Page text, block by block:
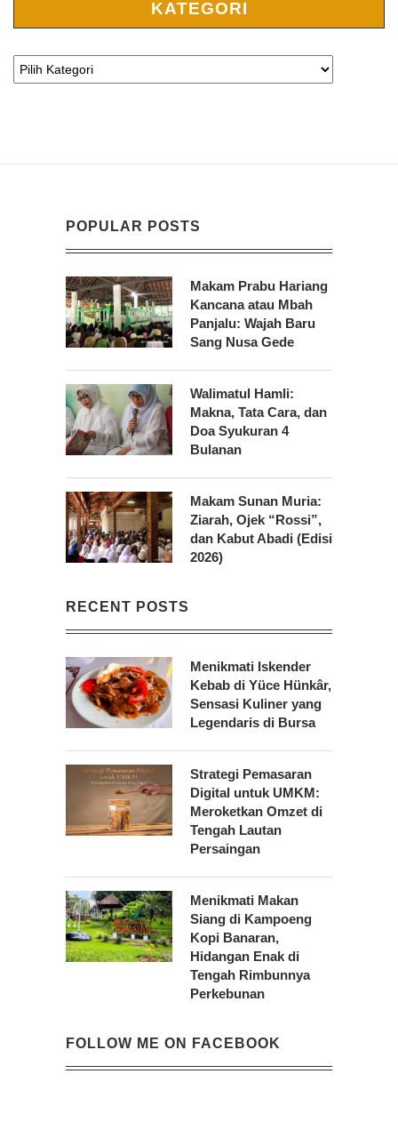
KATEGORI
POPULAR POSTS
Makam Prabu Hariang
Kancana atau Mbah
Panjalu: Wajah Baru
Sang Nusa Gede
Walimatul Hamli:
Makna, Tata Cara, dan
Doa Syukuran 4
Bulanan
Makam Sunan Muria:
Ziarah, Ojek “Rossi”,
dan Kabut Abadi (Edisi
2026)
RECENT POSTS
Menikmati Iskender
Kebab di Yüce Hünkâr,
Sensasi Kuliner yang
Legendaris di Bursa
Strategi Pemasaran
Digital untuk UMKM:
Meroketkan Omzet di
Tengah Lautan
Persaingan
Menikmati Makan
Siang di Kampoeng
Kopi Banaran,
Hidangan Enak di
Tengah Rimbunnya
Perkebunan
FOLLOW ME ON FACEBOOK